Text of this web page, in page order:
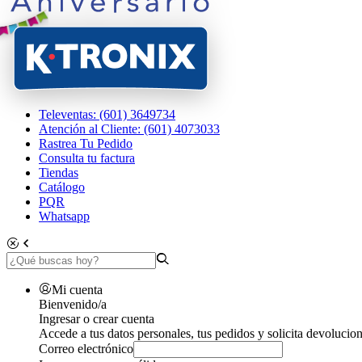
Televentas: (601) 3649734
Atención al Cliente: (601) 4073033
Rastrea Tu Pedido
Consulta tu factura
Tiendas
Catálogo
PQR
Whatsapp
Mi cuenta
Bienvenido/a
Ingresar o crear cuenta
Accede a tus datos personales, tus pedidos y solicita
Correo electrónico